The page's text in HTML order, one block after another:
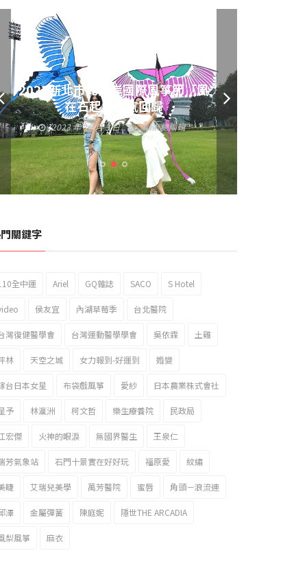
黃偉哲發放武聖夜市加碼夜市消費
券 呼籲做好登革熱防疫
2023 年 9 月 23 日 編輯:總編輯
關鍵字
全中運 Ariel GQ雜誌 SACO S Hotel
侯友宜 內湖草莓季 台北醫院
灣復健醫學會 台灣運動醫學學會 吳依霖 土雞
林 天空之城 女力報到-好運到 婚變
台日本女星 布袋戲風箏 愛紗 日本農業株式會社
予 林瀛洲 柯文哲 樂生療養院 民政局
宏傑 火神的眼淚 無國界醫生 王泉仁
芳氣象站 石門十景實在好好玩 福原愛 紋繡
睫 艾瑞兒美學 萬芳醫院 蜜唇 角頭－浪流連
澤 金屬彈簧 陳庭妮 隱世THE ARCADIA
梨風箏 麻衣